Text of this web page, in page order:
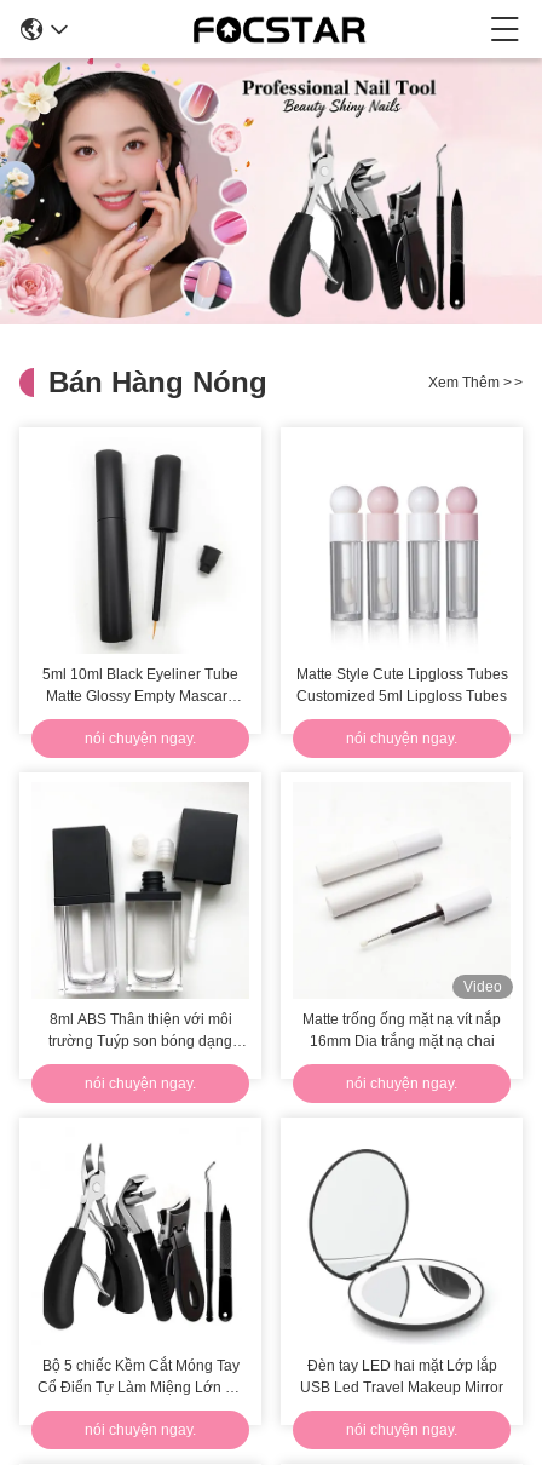
Bán Hàng Nóng Xem Thêm >>
5ml 10ml Black Eyeliner Tube
Matte Glossy Empty Mascara
Bottle
nói chuyện ngay.
Matte Style Cute Lipgloss Tubes
Customized 5ml Lipgloss Tubes
nói chuyện ngay.
8ml ABS Thân thiện với môi
trường Tuýp son bóng dạng
phẳng rỗng
nói chuyện ngay.
Video
Matte trống ống mặt nạ vít nắp
16mm Dia trắng mặt nạ chai
nói chuyện ngay.
Bộ 5 chiếc Kềm Cắt Móng Tay
Cổ Điển Tự Làm Miệng Lớn Bộ
Móng Tay và Móng Chân
nói chuyện ngay.
Đèn tay LED hai mặt Lớp lắp
USB Led Travel Makeup Mirror
nói chuyện ngay.